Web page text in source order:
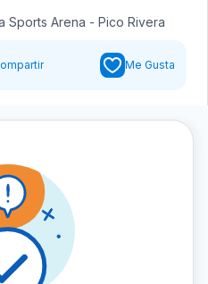
Sports Arena - Pico Rivera
Me Gusta